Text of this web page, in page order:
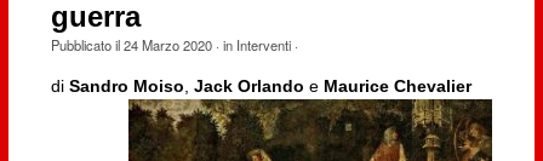
guerra
Pubblicato il24 Marzo 2020· in Interventi·
di Sandro Moiso Jack Orlando e Maurice Chevalier